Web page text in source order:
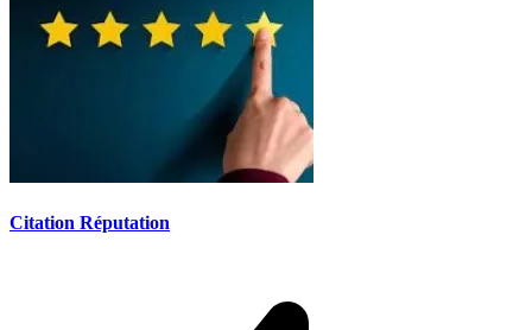
Citation Réputation